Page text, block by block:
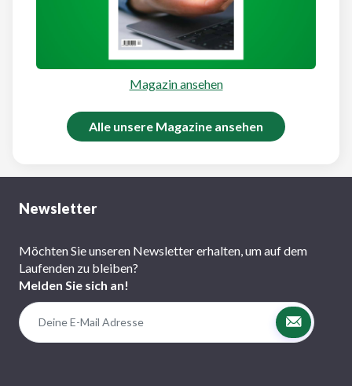
Magazin ansehen
Alle unsere Magazine ansehen
Newsletter
Möchten Sie unseren Newsletter erhalten, um auf dem
Laufenden zu bleiben?
Melden Sie sich an!